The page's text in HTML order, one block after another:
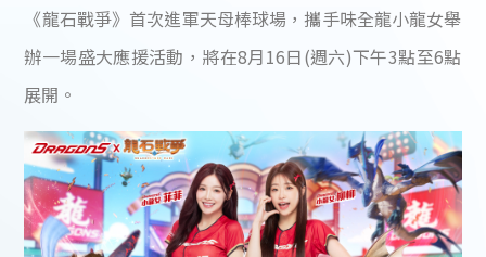
《龍石戰爭》首次進軍天母棒球場，攜手味全龍小龍女舉
辦一場盛大應援活動，將在8月16日(週六)下午3點至6點
展開。